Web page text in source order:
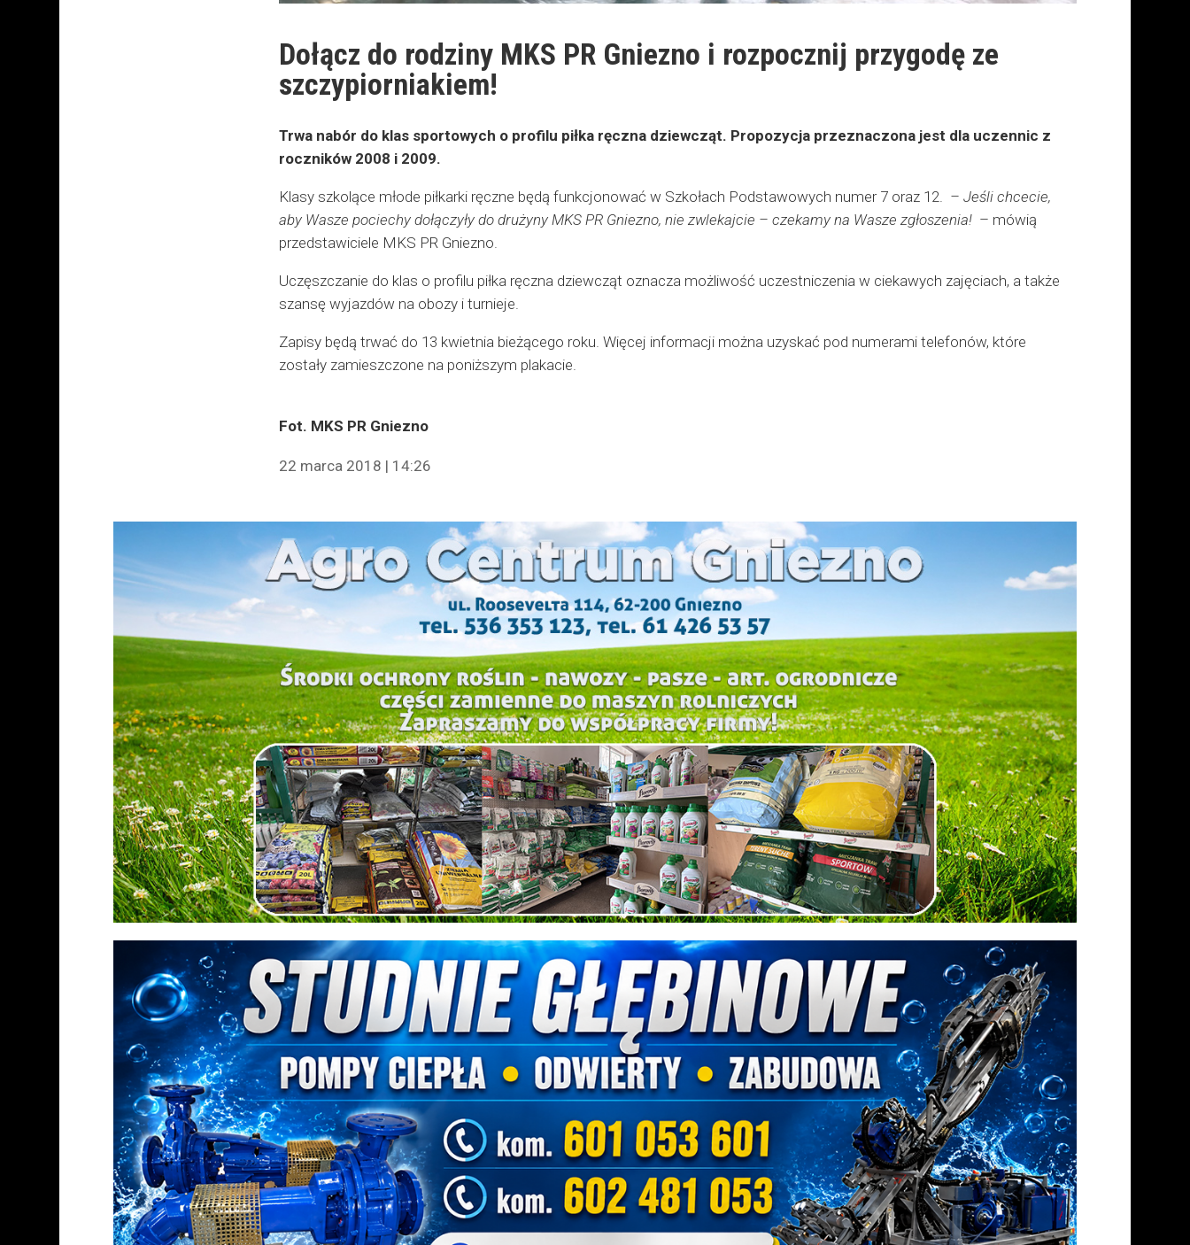
Dołącz do rodziny MKS PR Gniezno i rozpocznij przygodę ze
szczypiorniakiem!
Trwa nabór do klas sportowych o profilu piłka ręczna dziewcząt. Propozycja przeznaczona jest dla uczennic z
roczników 2008 i 2009.
Klasy szkolące młode piłkarki ręczne będą funkcjonować w Szkołach Podstawowych numer 7 oraz 12. – Jeśli chcecie,
aby Wasze pociechy dołączyły do drużyny MKS PR Gniezno, nie zwlekajcie – czekamy na Wasze zgłoszenia! – mówią
przedstawiciele MKS PR Gniezno.
Uczęszczanie do klas o profilu piłka ręczna dziewcząt oznacza możliwość uczestniczenia w ciekawych zajęciach, a także
szansę wyjazdów na obozy i turnieje.
Zapisy będą trwać do 13 kwietnia bieżącego roku. Więcej informacji można uzyskać pod numerami telefonów, które
zostały zamieszczone na poniższym plakacie.
Fot. MKS PR Gniezno
22 marca 2018 | 14:26